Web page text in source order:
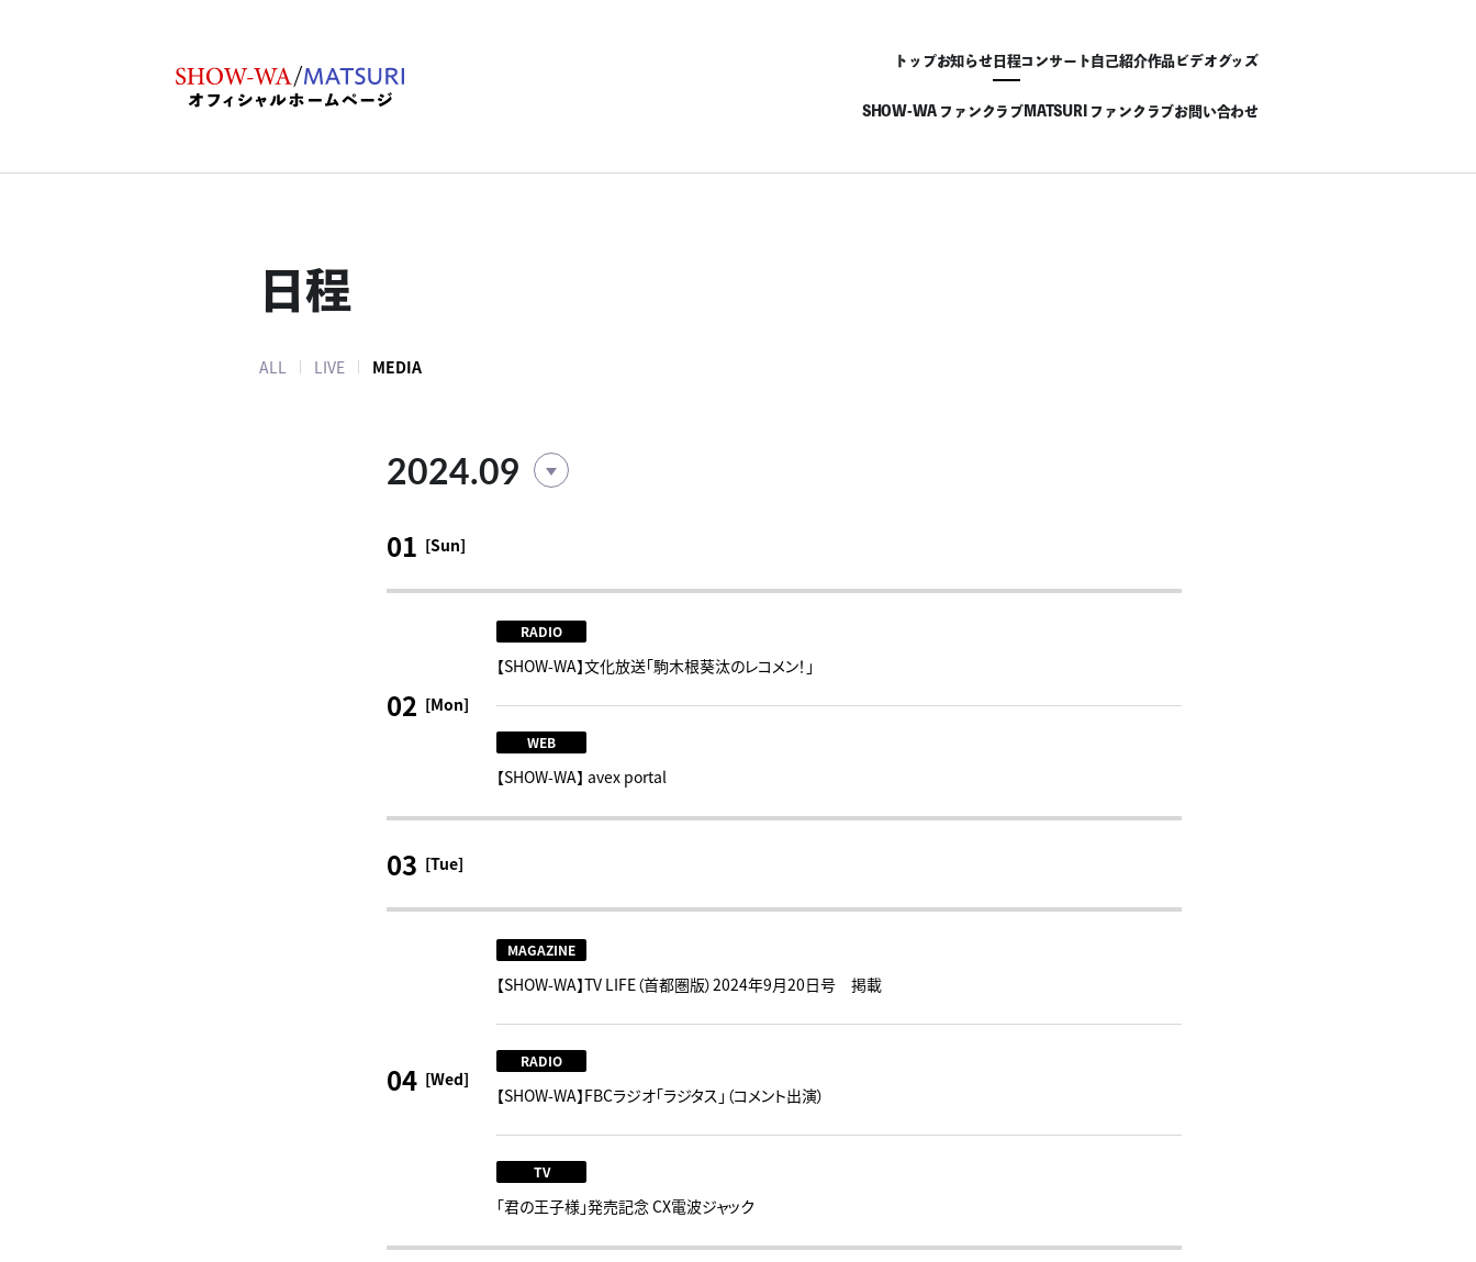
トップお知らせ日程コンサート自己紹介作品ビデオグッズ
SHOW-WA ファンクラブMATSURI ファンクラブお問い合わせ
日程
ALL LIVE MEDIA
2024.09
01 [Sun]
02 [Mon]
RADIO
【SHOW-WA】文化放送「駒木根葵汰のレコメン！」
WEB
【SHOW-WA】 avex portal
03 [Tue]
04 [Wed]
MAGAZINE
【SHOW-WA】TV LIFE（首都圏版）2024年9月20日号 掲載
RADIO
【SHOW-WA】FBCラジオ「ラジタス」（コメント出演）
TV
「君の王子様」発売記念 CX電波ジャック